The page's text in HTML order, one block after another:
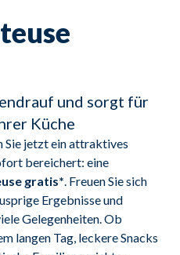
und sorgt für
Küche
Sie jetzt ein attraktives
gratis*. Freuen Sie sich
Ergebnisse und
Gelegenheiten. Ob
langen Tag, leckere Snacks